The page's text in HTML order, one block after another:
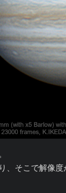
そこで解像度